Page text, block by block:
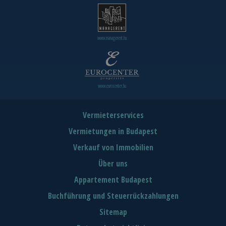
www.managerent.hu
www.eurocenter.hu
Vermieterservices
Vermietungen in Budapest
Verkauf von Immobilien
Über uns
Appartement Budapest
Buchführung und Steuerrückzahlungen
Sitemap